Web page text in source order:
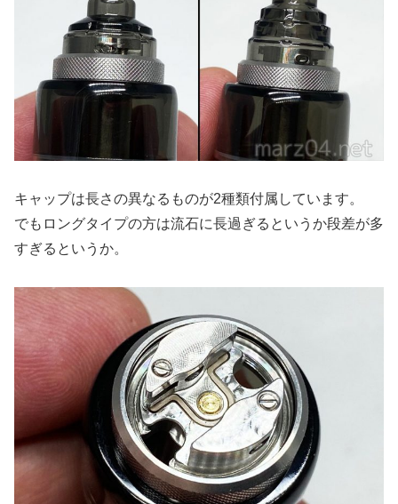
キャップは長さの異なるものが2種類付属しています。
でもロングタイプの方は流石に長過ぎるというか段差が多
すぎるというか。